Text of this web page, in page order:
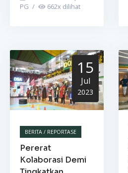
PG / 662x dilihat
15
Jul
2023
BERITA / REPORTASE
Pererat
Kolaborasi Demi